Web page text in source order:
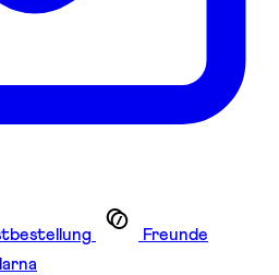
Freunde